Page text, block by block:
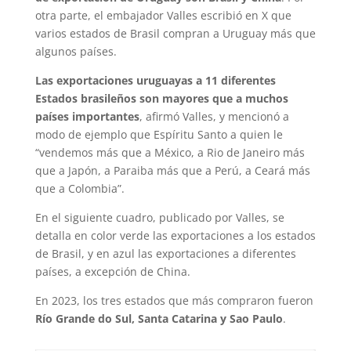
otra parte, el embajador Valles escribió en X que
varios estados de Brasil compran a Uruguay más que
algunos países.
Las exportaciones uruguayas a 11 diferentes
Estados brasileños son mayores que a muchos
países importantes, afirmó Valles, y mencionó a
modo de ejemplo que Espíritu Santo a quien le
“vendemos más que a México, a Rio de Janeiro más
que a Japón, a Paraiba más que a Perú, a Ceará más
que a Colombia”.
En el siguiente cuadro, publicado por Valles, se
detalla en color verde las exportaciones a los estados
de Brasil, y en azul las exportaciones a diferentes
países, a excepción de China.
En 2023, los tres estados que más compraron fueron
Río Grande do Sul, Santa Catarina y Sao Paulo.